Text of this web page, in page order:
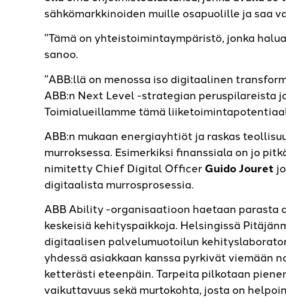
sähkömarkkinoiden muille osapuolille ja saa
”Tämä on yhteistoimintaympäristö, jonka
sanoo.
”ABB:llä on menossa iso digitaalinen
ABB:n Next Level -strategian peruspilareista
Toimialueillamme tämä
ABB:n mukaan energiayhtiöt ja raskas
murroksessa. Esimerkiksi finanssiala on jo
nimitetty Chief Digital OfficerGuido Jouret
digitaalista murrosprosessia.
ABB Ability -organisaatioon haetaan parasta
keskeisiä kehitys­paikkoja. Helsingissä
digitaalisen palvelumuotoilun
yhdessä asiakkaan kanssa pyrkivät viemään
ketterästi eteenpäin. Tarpeita pilkotaan
vaikuttavuus sekä murtokohta, josta on